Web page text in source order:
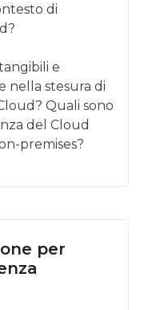
di
e
nella stesura di
Quali sono
del Cloud
premises?
per